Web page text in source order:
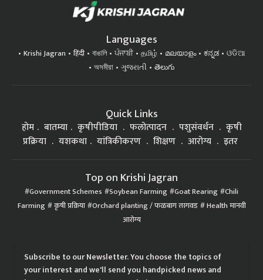
Languages
Krishi Jagran हिंदी বাঙালি ਪੰਜਾਬੀ தமிழ் മലയാളം ಕನ್ನಡ
ଓଡିଆ
অসমীয়া
ગુજરાતી తెలుగు
Quick Links
होम बातम्या कृषीपीडिया फलोत्पादन पशुसंवर्धन
कृषी
प्रक्रिया
यशकथा यांत्रिकीकरण शिक्षण आरोग्य इतर
Top on Krishi Jagran
Government Schemes Soybean Farming Goat Rearing Chili
Farming कृषी प्रक्रिया Orchard planting / फळबाग लागवड Health मानवी
आरोग्य
Subscribe to our Newsletter. You choose the topics of
your interest and we'll send you handpicked news and